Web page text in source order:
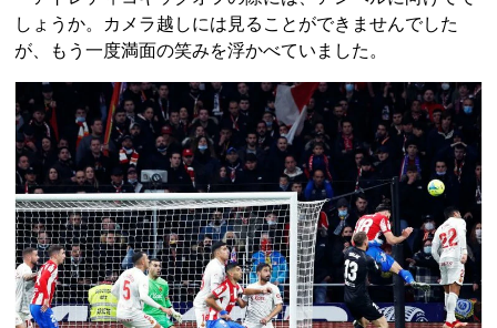
しょうか。カメラ越しには見ることができませんでした
が、もう一度満面の笑みを浮かべていました。